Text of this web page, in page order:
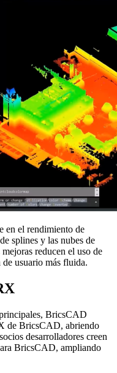
en el rendimiento de
splines y las nubes de
reducen el uso de
usuario más fluida.
BricsCAD
de BricsCAD, abriendo
desarrolladores creen
BricsCAD, ampliando